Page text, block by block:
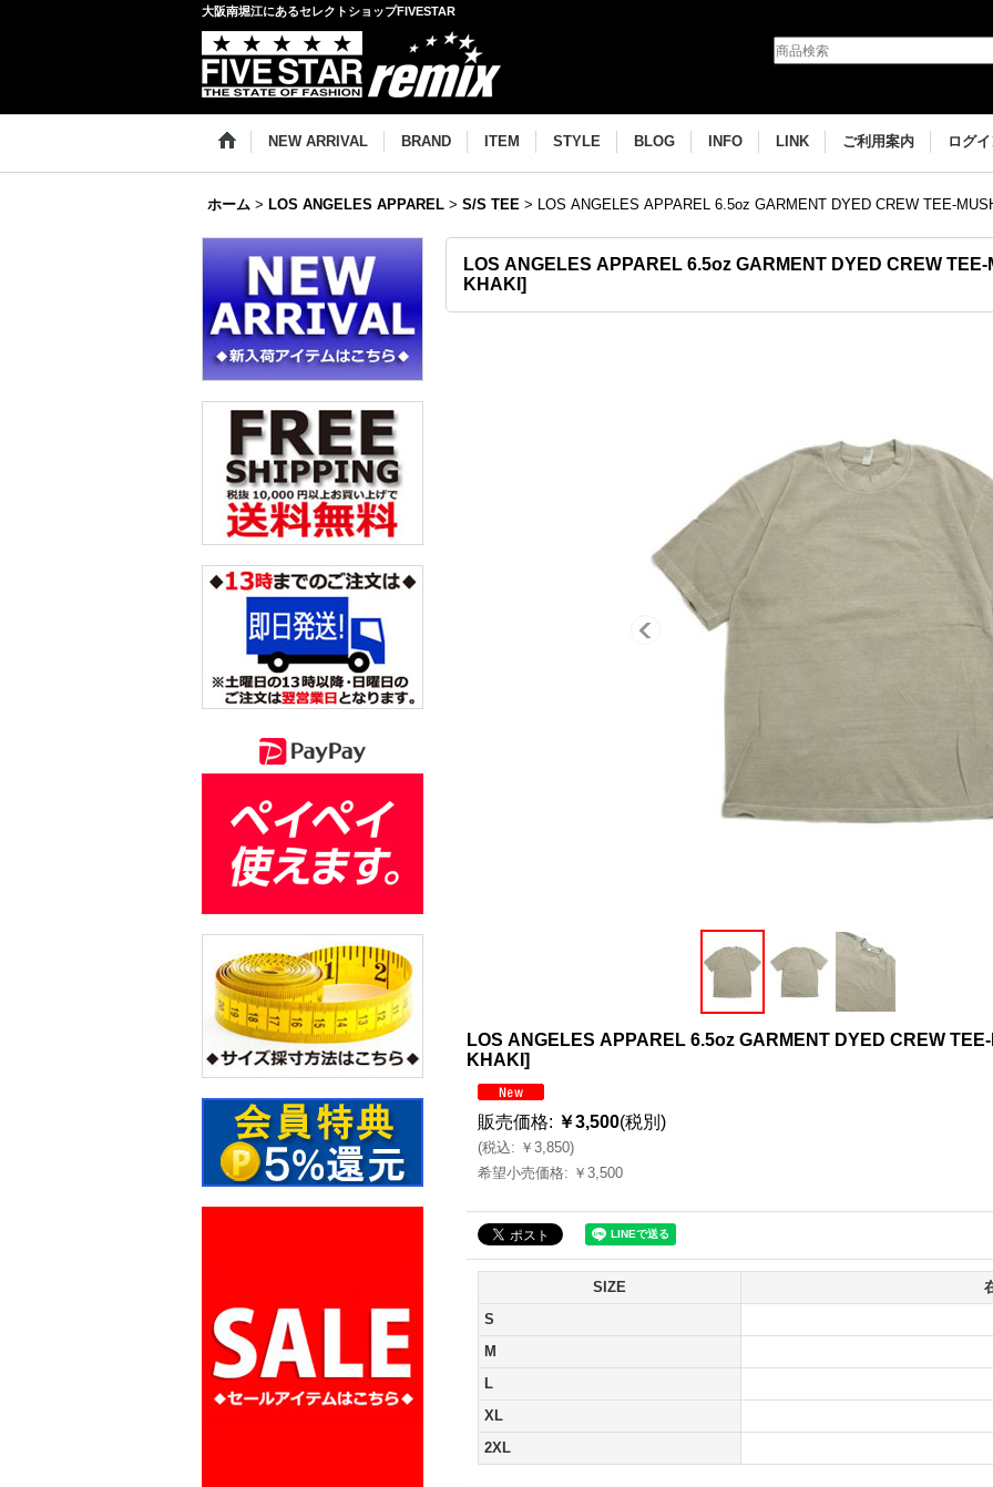
大阪南堀江にあるセレクトショップFIVESTAR
NEW ARRIVAL BRAND ITEM STYLE BLOG INFO LINK ご利用案内 ログ
ホーム > LOS ANGELES APPAREL > S/S TEE > LOS ANGELES APPAREL 6.5oz GARMENT DYED CREW TEE-
LOS ANGELES APPAREL 6.5oz GARMENT DYED CREW TEE-
KHAKI ]
LOS ANGELES APPAREL 6.5oz GARMENT DYED CREW TEE-
KHAKI ]
販売価格: ￥3,500(税別)
(税込: ￥3,850)
希望小売価格: ￥3,500
SIZE
S
M
L
XL
2XL